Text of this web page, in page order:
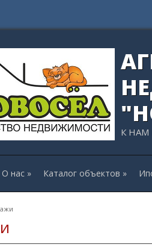
К НАМ
О нас » Каталог объектов »